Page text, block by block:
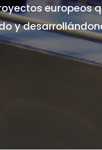
europeos
y